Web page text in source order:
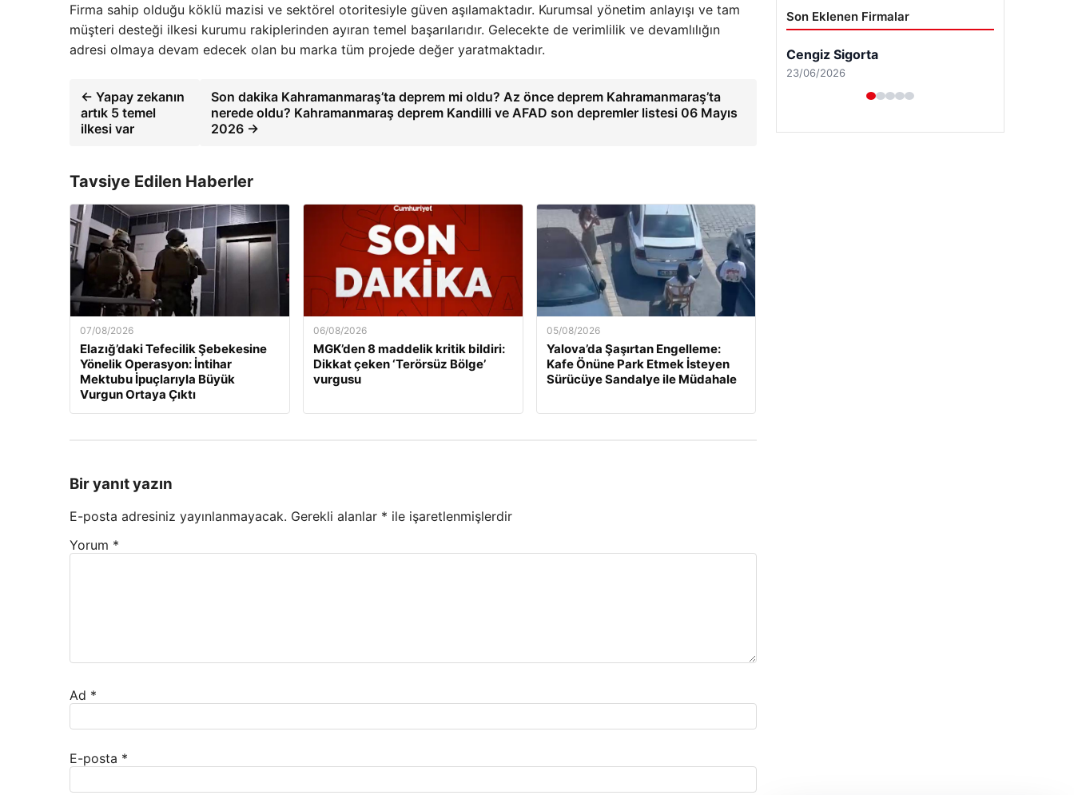
Firma sahip olduğu köklü mazisi ve sektörel otoritesiyle güven aşılamaktadır. Kurumsal yönetim anlayışı ve tam
müşteri desteği ilkesi kurumu rakiplerinden ayıran temel başarılarıdır. Gelecekte de verimlilik ve devamlılığın
adresi olmaya devam edecek olan bu marka tüm projede değer yaratmaktadır.
← Yapay zekanın
artık 5 temel
ilkesi var
Son dakika Kahramanmaraş’ta deprem mi oldu? Az önce deprem Kahramanmaraş’ta
nerede oldu? Kahramanmaraş deprem Kandilli ve AFAD son depremler listesi 06 Mayıs
2026 →
Tavsiye Edilen Haberler
07/08/2026
Elazığ’daki Tefecilik Şebekesine
Yönelik Operasyon: İntihar
Mektubu İpuçlarıyla Büyük
Vurgun Ortaya Çıktı
06/08/2026
MGK’den 8 maddelik kritik bildiri:
Dikkat çeken ‘Terörsüz Bölge’
vurgusu
05/08/2026
Yalova’da Şaşırtan Engelleme:
Kafe Önüne Park Etmek İsteyen
Sürücüye Sandalye ile Müdahale
Bir yanıt yazın
E-posta adresiniz yayınlanmayacak. Gerekli alanlar * ile işaretlenmişlerdir
Yorum *
Ad *
E-posta *
Son Eklenen Firmalar